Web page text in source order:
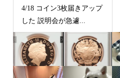
4/18 コイン3枚届きアップ
した 説明会が急遽...